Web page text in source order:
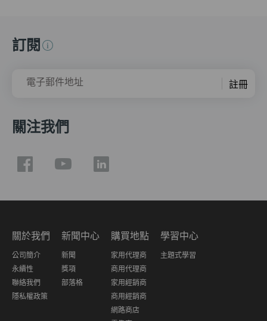
訂閱
電子郵件地址 註冊
關注我們
關於我們
公司簡介
永續性
聯絡我們
隱私權政策
新聞中心
新聞
獎項
部落格
購買地點
家用代理商
商用代理商
家用經銷商
商用經銷商
網路商店
學習中心
主題式學習